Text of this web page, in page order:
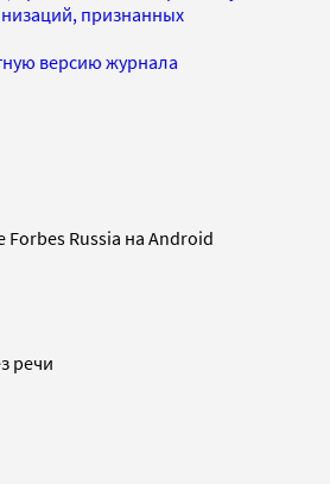
признанных
версию журнала
Russia на Android
речи